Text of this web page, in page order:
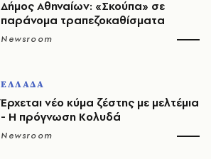
Δήμος Αθηναίων: «Σκούπα» σε
παράνομα τραπεζοκαθίσματα
Newsroom
ΕΛΛΑΔΑ
Έρχεται νέο κύμα ζέστης με μελτέμια
- Η πρόγνωση Κολυδά
Newsroom